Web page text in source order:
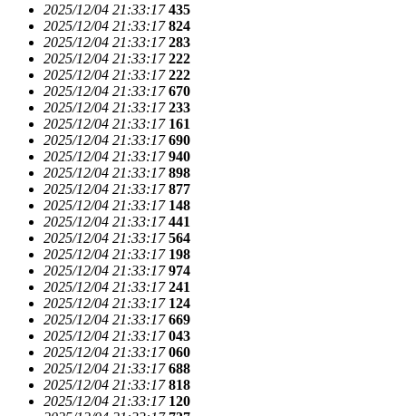
2025/12/04 21:33:17 435
2025/12/04 21:33:17 824
2025/12/04 21:33:17 283
2025/12/04 21:33:17 222
2025/12/04 21:33:17 222
2025/12/04 21:33:17 670
2025/12/04 21:33:17 233
2025/12/04 21:33:17 161
2025/12/04 21:33:17 690
2025/12/04 21:33:17 940
2025/12/04 21:33:17 898
2025/12/04 21:33:17 877
2025/12/04 21:33:17 148
2025/12/04 21:33:17 441
2025/12/04 21:33:17 564
2025/12/04 21:33:17 198
2025/12/04 21:33:17 974
2025/12/04 21:33:17 241
2025/12/04 21:33:17 124
2025/12/04 21:33:17 669
2025/12/04 21:33:17 043
2025/12/04 21:33:17 060
2025/12/04 21:33:17 688
2025/12/04 21:33:17 818
2025/12/04 21:33:17 120